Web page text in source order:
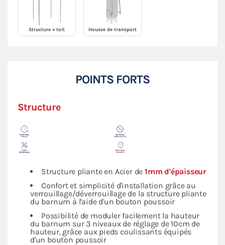
Structure + toit Housse de transport
POINTS FORTS
Structure
Structure pliante en Acier de 1mm d'épaisseur
Confort et simplicité d'installation grâce au
verrouillage/déverrouillage de la structure pliante
du barnum à l'aide d'un bouton poussoir
Possibilité de moduler facilement la hauteur
du barnum sur 3 niveaux de réglage de 10cm de
hauteur, grâce aux pieds coulissants équipés
d'un bouton poussoir